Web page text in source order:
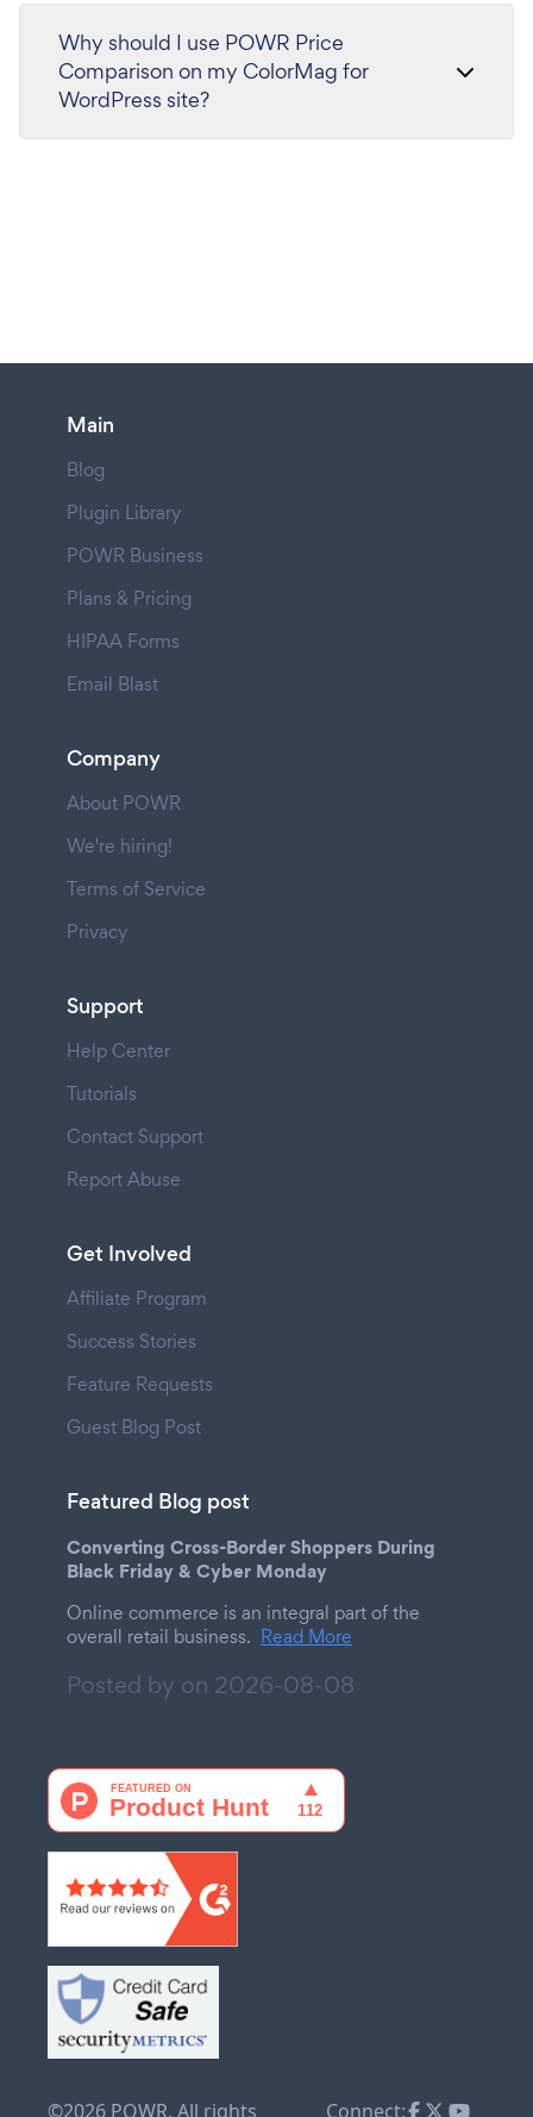
Why should I use POWR Price
Comparison on my ColorMag for
WordPress site?
Main
Blog
Plugin Library
POWR Business
Plans & Pricing
HIPAA Forms
Email Blast
Company
About POWR
We're hiring!
Terms of Service
Privacy
Support
Help Center
Tutorials
Contact Support
Report Abuse
Get Involved
Affiliate Program
Success Stories
Feature Requests
Guest Blog Post
Featured Blog post
Converting Cross-Border Shoppers During
Black Friday & Cyber Monday
Online commerce is an integral part of the
overall retail business. Read More
Posted by on 2026-08-08
©2026 POWR. All rights Connect: